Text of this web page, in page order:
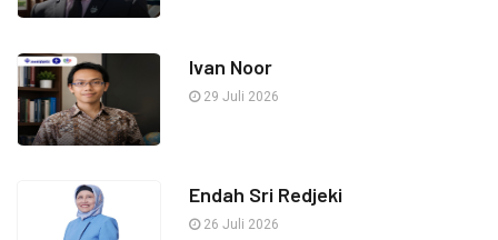
Ivan Noor
29 Juli 2026
Endah Sri Redjeki
26 Juli 2026